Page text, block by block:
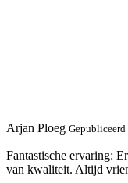
Arjan Ploeg Gepubliceerd
Fantastische ervaring:
van kwaliteit. Altijd